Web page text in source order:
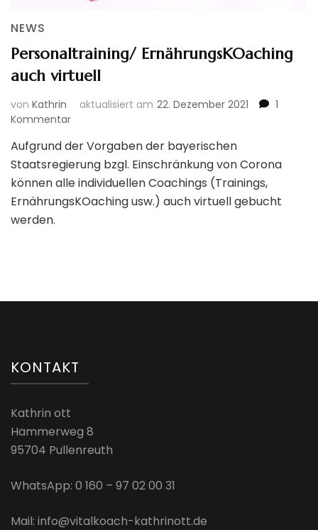
NEWS
Personaltraining/ ErnährungsKOaching
auch virtuell
von Kathrin aktualisiert am 22. Dezember 2021
1
Kommentarzu
ErnährungsKOaching
auch
virtuell
Aufgrund der Vorgaben der bayerischen
Staatsregierung bzgl. Einschränkung von Corona
können alle individuellen Coachings (Trainings,
ErnährungsKOaching usw.) auch virtuell gebucht
werden.
KONTAKT
Kathrin ott
Hammerweg 8
95704 Pullenreuth
WhatsApp: 0 160 – 97 02 00 31
Mail: info@vitalkoach-kathrinott.de